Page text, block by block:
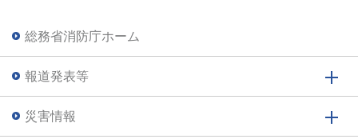
総務省消防庁ホーム
報道発表等
災害情報